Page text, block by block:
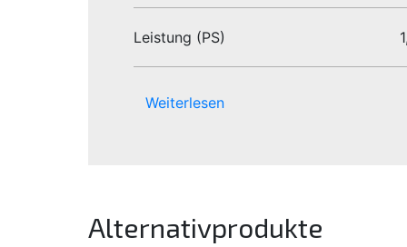
Leistung (PS)
Weiterlesen
Alternativprodukte